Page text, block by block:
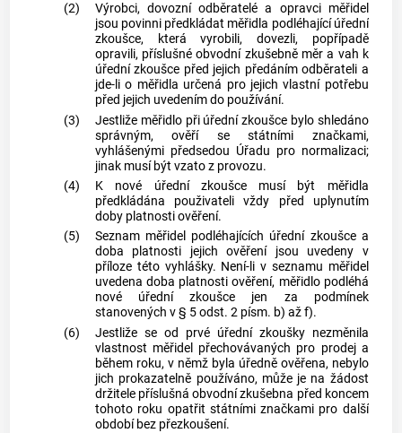
(2)
Výrobci, dovozní odběratelé a opravci měřidel
jsou povinni předkládat měřidla podléhající úřední
zkoušce, která vyrobili, dovezli, popřípadě
opravili, příslušné obvodní zkušebně měr a vah k
úřední zkoušce před jejich předáním odběrateli a
jde-li o měřidla určená pro jejich vlastní potřebu
před jejich uvedením do používání.
(3)
Jestliže měřidlo při úřední zkoušce bylo shledáno
správným, ověří se státními značkami,
vyhlášenými předsedou Úřadu pro normalizaci;
jinak musí být vzato z provozu.
(4)
K nové úřední zkoušce musí být měřidla
předkládána použivateli vždy před uplynutím
doby platnosti ověření.
(5)
Seznam měřidel podléhajících úřední zkoušce a
doba platnosti jejich ověření jsou uvedeny v
příloze této vyhlášky. Není-li v seznamu měřidel
uvedena doba platnosti ověření, měřidlo podléhá
nové úřední zkoušce jen za podmínek
stanovených v § 5 odst. 2 písm. b) až f).
(6)
Jestliže se od prvé úřední zkoušky nezměnila
vlastnost měřidel přechovávaných pro prodej a
během roku, v němž byla úředně ověřena, nebylo
jich prokazatelně používáno, může je na žádost
držitele příslušná obvodní zkušebna před koncem
tohoto roku opatřit státními značkami pro další
období bez přezkoušení.